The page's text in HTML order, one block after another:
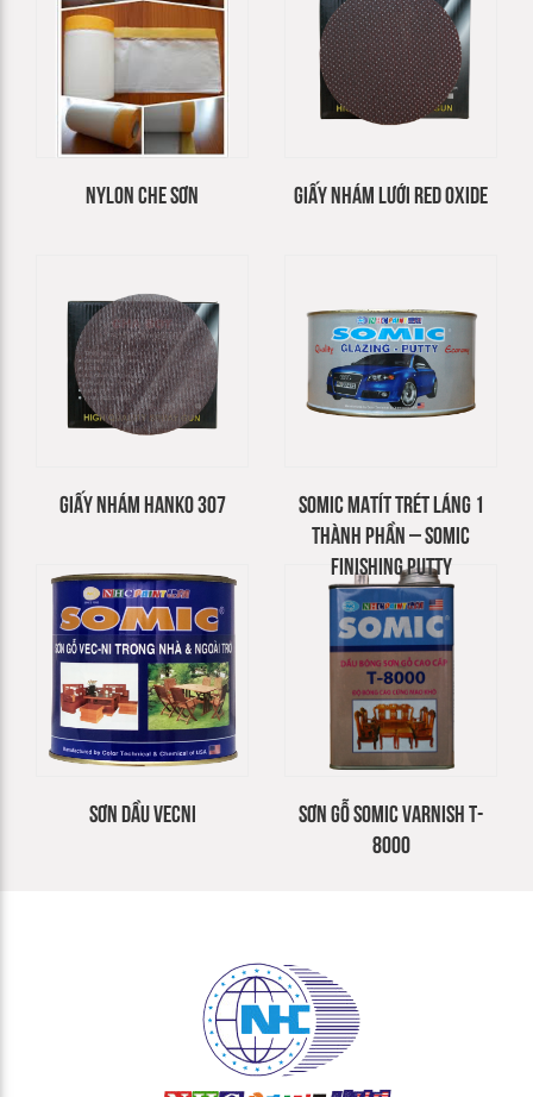
NYLON CHE SƠN GIẤY NHÁM LƯỚI RED OXIDE
GIẤY NHÁM HANKO 307
SOMIC MATÍT TRÉT LÁNG 1
THÀNH PHẦN – SOMIC
FINISHING PUTTY
SƠN DẦU VECNI
SƠN GỖ SOMIC VARNISH T-
8000